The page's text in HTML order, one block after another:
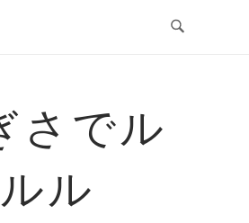
さでル
ルル